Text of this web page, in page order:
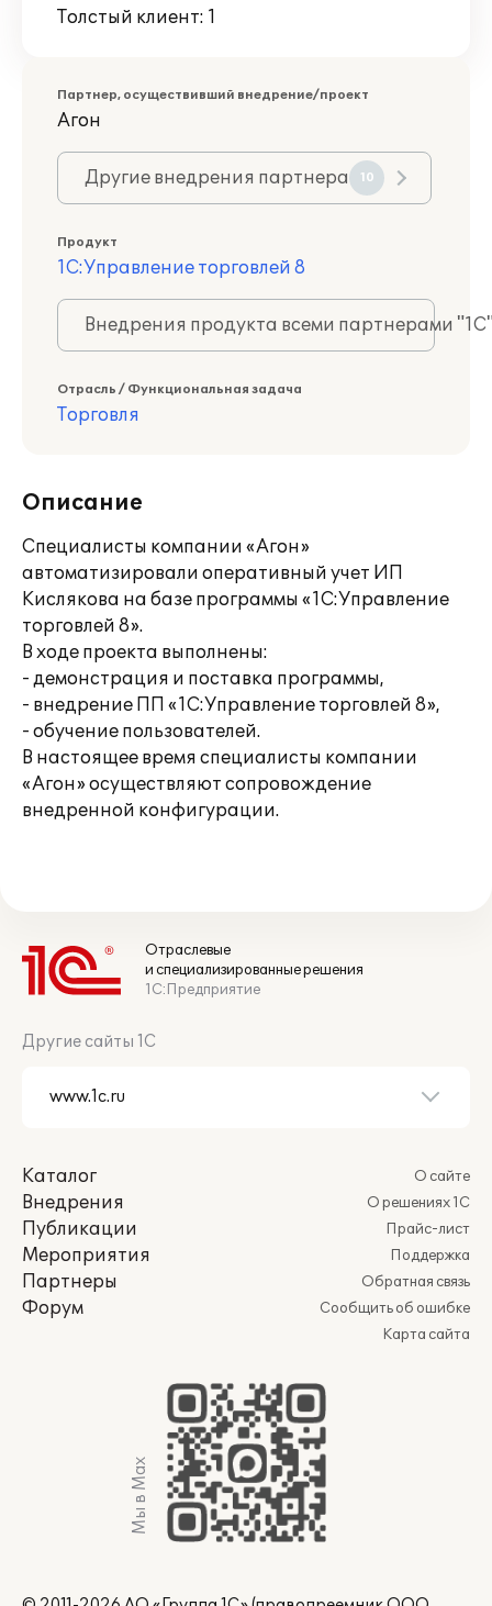
Толстый клиент: 1
Партнер, осуществивший внедрение/проект
Агон
Другие внедрения партнера 10
Продукт
1С:Управление торговлей 8
Внедрения продукта всеми партнерами
Отрасль / Функциональная задача
Торговля
Описание
Специалисты компании «Агон»
автоматизировали оперативный учет ИП
Кислякова на базе программы «1С:Управление
торговлей 8».
В ходе проекта выполнены:
- демонстрация и поставка программы,
- внедрение ПП «1С:Управление торговлей 8»,
- обучение пользователей.
В настоящее время специалисты компании
«Агон» осуществляют сопровождение
внедренной конфигурации.
Отраслевые
и специализированные решения
1С:Предприятие
Другие сайты 1С
Каталог
Внедрения
Публикации
Мероприятия
Партнеры
Форум
О сайте
О решениях 1С
Прайс-лист
Поддержка
Обратная связь
Сообщить об ошибке
Карта сайта
Мы в Max